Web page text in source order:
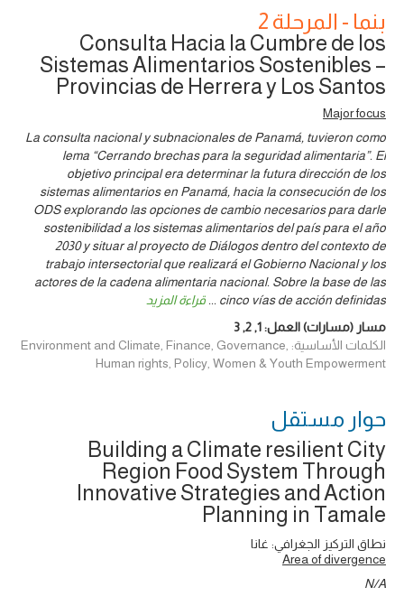
بنما - المرحلة 2
Consulta Hacia la Cumbre de los
Sistemas Alimentarios Sostenibles –
Provincias de Herrera y Los Santos
Major focus
La consulta nacional y subnacionales de Panamá, tuvieron como
lema “Cerrando brechas para la seguridad alimentaria”. El
objetivo principal era determinar la futura dirección de los
sistemas alimentarios en Panamá, hacia la consecución de los
ODS explorando las opciones de cambio necesarios para darle
sostenibilidad a los sistemas alimentarios del país para el año
2030 y situar al proyecto de Diálogos dentro del contexto de
trabajo intersectorial que realizará el Gobierno Nacional y los
actores de la cadena alimentaria nacional. Sobre la base de las
cinco vías de acción definidas
... قراءة المزيد
مسار (مسارات) العمل:1
,
2
,
3
الكلمات الأساسية: Environment and Climate, Finance, Governance,
Human rights, Policy, Women & Youth Empowerment
حوار ‎مستقل
Building a Climate resilient City
Region Food System Through
Innovative Strategies and Action
Planning in Tamale
نطاق التركيز الجغرافي: غانا
Area of divergence
N/A